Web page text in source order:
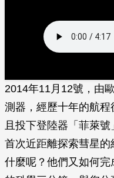
2014年11月12號，由
測器，經歷十年的航
且投下登陸器「菲萊
首次近距離探索彗星
什麼呢？他們又如何